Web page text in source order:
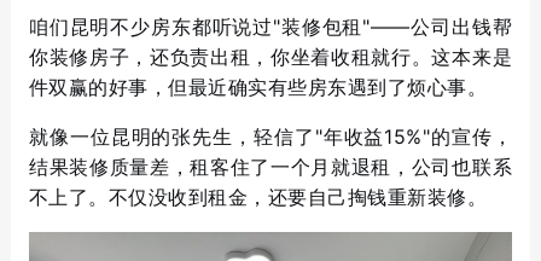
咱们昆明不少房东都听说过"装修包租"——公司出钱帮
你装修房子，还负责出租，你坐着收租就行。这本来是
件双赢的好事，但最近确实有些房东遇到了烦心事。
就像一位昆明的张先生，轻信了"年收益15%"的宣传，
结果装修质量差，租客住了一个月就退租，公司也联系
不上了。不仅没收到租金，还要自己掏钱重新装修。